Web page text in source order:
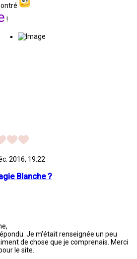
!
2016, 19:22
Blanche ?
Je m'était renseignée un peu
de chose que je comprenais. Merci
le site.